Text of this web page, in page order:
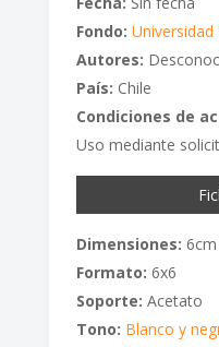
Fondo: Universidad
Autores:
País: Chile
Condiciones de
Uso mediante
Dimensiones:
Formato: 6x6
Soporte: Acetato
Tono: Blanco y